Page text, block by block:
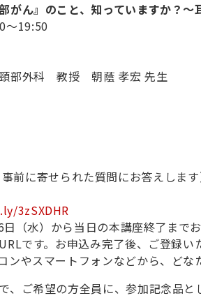
がん』のこと、知っていますか？
～19:50
部外科 教授 朝蔭 孝宏 先生
前に寄せられた質問にお答えします
3zSXDHR
日（水）から当日の本講座終了まで
です。お申込み完了後、ご登録
ンやスマートフォンなどから、 どな
、 ご希望の方全員に、参加記念品